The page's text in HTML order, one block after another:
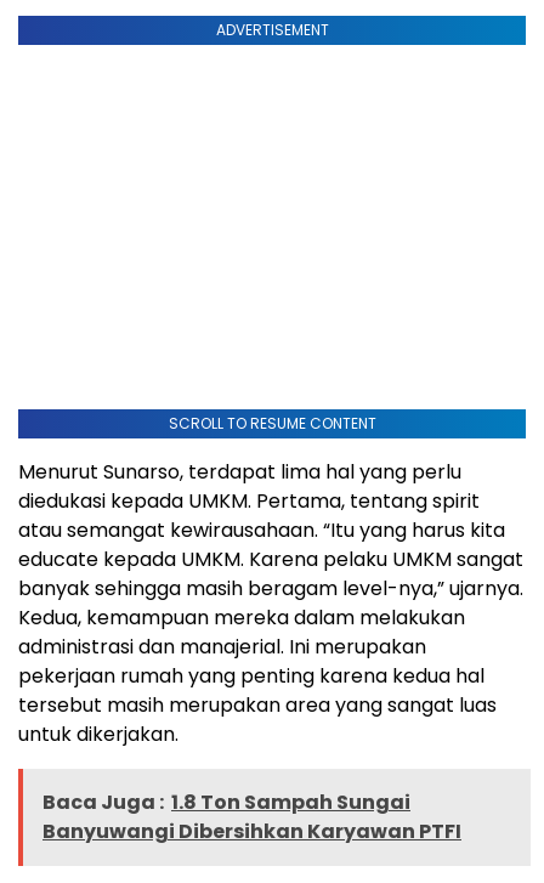
ADVERTISEMENT
SCROLL TO RESUME CONTENT
Menurut Sunarso, terdapat lima hal yang perlu
diedukasi kepada UMKM. Pertama, tentang spirit
atau semangat kewirausahaan. “Itu yang harus kita
educate kepada UMKM. Karena pelaku UMKM sangat
banyak sehingga masih beragam level-nya,” ujarnya.
Kedua, kemampuan mereka dalam melakukan
administrasi dan manajerial. Ini merupakan
pekerjaan rumah yang penting karena kedua hal
tersebut masih merupakan area yang sangat luas
untuk dikerjakan.
Baca Juga : 1.8 Ton Sampah Sungai
Banyuwangi Dibersihkan Karyawan PTFI